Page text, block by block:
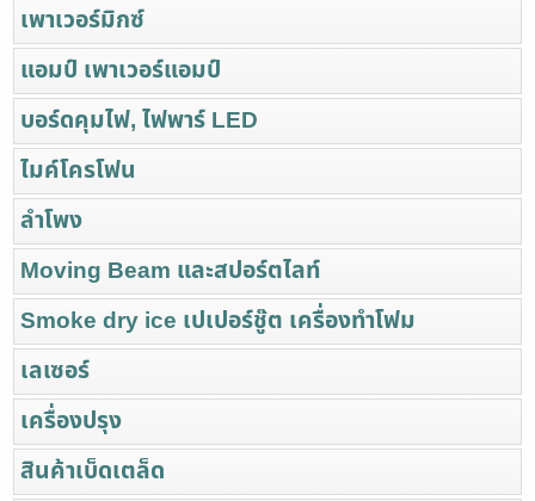
เพาเวอร์มิกซ์
แอมป์ เพาเวอร์แอมป์
บอร์ดคุมไฟ, ไฟพาร์ LED
ไมค์โครโฟน
ลำโพง
Moving Beam และสปอร์ตไลท์
Smoke dry ice เปเปอร์ชู๊ต เครื่องทำโฟม
เลเซอร์
เครื่องปรุง
สินค้าเบ็ดเตล็ด